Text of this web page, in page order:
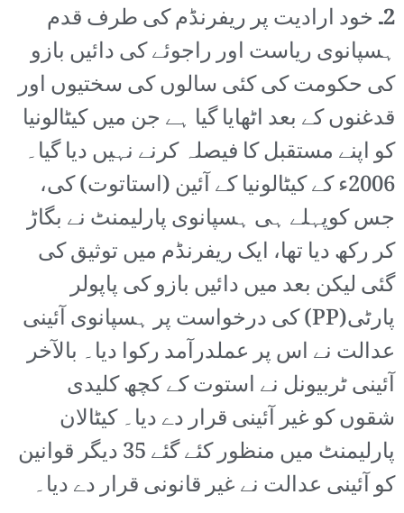
2۔ خود ارادیت پر ریفرنڈم کی طرف قدم
ہسپانوی ریاست اور راجوئے کی دائیں بازو
کی حکومت کی کئی سالوں کی سختیوں اور
قدغنوں کے بعد اٹھایا گیا ہے جن میں کیٹالونیا
کو اپنے مستقبل کا فیصلہ کرنے نہیں دیا گیا۔
2006ء کے کیٹالونیا کے آئین (استاتوت) کی،
جس کوپہلے ہی ہسپانوی پارلیمنٹ نے بگاڑ
کر رکھ دیا تھا، ایک ریفرنڈم میں توثیق کی
گئی لیکن بعد میں دائیں بازو کی پاپولر
پارٹی(PP) کی درخواست پر ہسپانوی آئینی
عدالت نے اس پر عملدرآمد رکوا دیا۔ بالآخر
آئینی ٹربیونل نے استوت کے کچھ کلیدی
شقوں کو غیر آئینی قرار دے دیا۔ کیٹالان
پارلیمنٹ میں منظور کئے گئے 35 دیگر قوانین
کو آئینی عدالت نے غیر قانونی قرار دے دیا۔